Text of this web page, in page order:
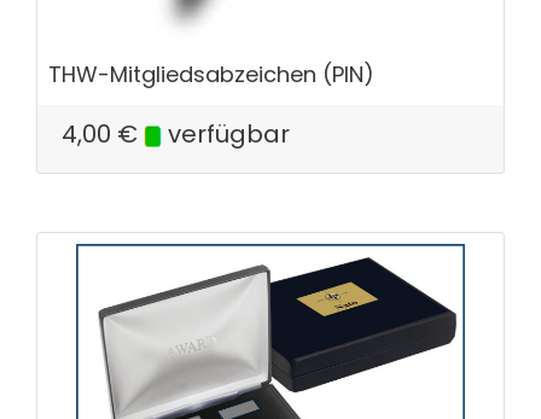
THW-Mitgliedsabzeichen (PIN)
4,00 € verfügbar